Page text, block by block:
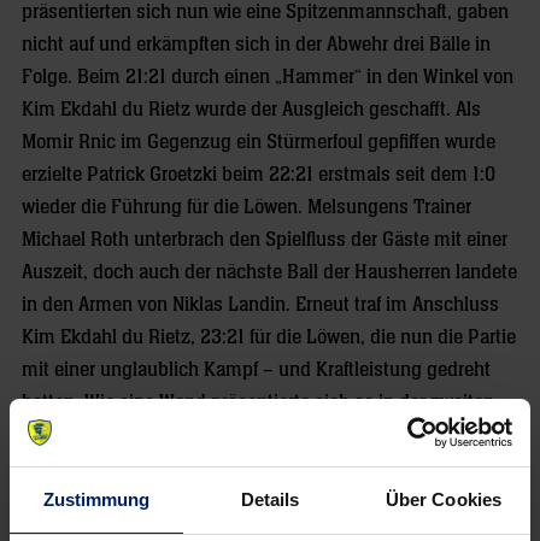
Zustimmung Details Über Cookies
präsentierten sich nun wie eine Spitzenmannschaft, gaben
nicht auf und erkämpften sich in der Abwehr drei Bälle in
Folge. Beim 21:21 durch einen „Hammer“ in den Winkel von
Kim Ekdahl du Rietz wurde der Ausgleich geschafft. Als
Momir Rnic im Gegenzug ein Stürmerfoul gepfiffen wurde
erzielte Patrick Groetzki beim 22:21 erstmals seit dem 1:0
wieder die Führung für die Löwen. Melsungens Trainer
Michael Roth unterbrach den Spielfluss der Gäste mit einer
Auszeit, doch auch der nächste Ball der Hausherren landete
in den Armen von Niklas Landin. Erneut traf im Anschluss
Kim Ekdahl du Rietz, 23:21 für die Löwen, die nun die Partie
mit einer unglaublich Kampf – und Kraftleistung gedreht
hatten. Wie eine Wand präsentierte sich so in der zweiten
Hälfte Niklas Landin im Tor, der Däne wurde zum Alptraum
für die Melsunger Werfer und ermöglichte mit seinen
Paraden seiner Mannschaft den Ausbau der Führung. Eine
Viertelstunde vor dem Ende lagen die Löwen beim 24:21